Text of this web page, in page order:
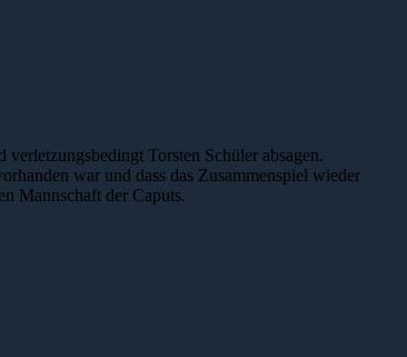
Torsten Schüler absagen.
war und dass das Zusammenspiel wieder
Mannschaft der Caputs.